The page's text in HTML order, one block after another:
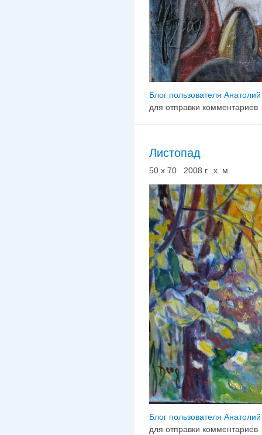
Блог пользователя
для отправки комментариев
Листопад
50 х 70 2008 г. х. м.
Блог пользователя
для отправки комментариев